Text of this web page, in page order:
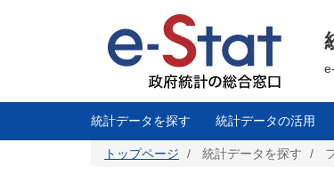
に
統計データを探す 統計データの活用
トップページ 統計データを探す